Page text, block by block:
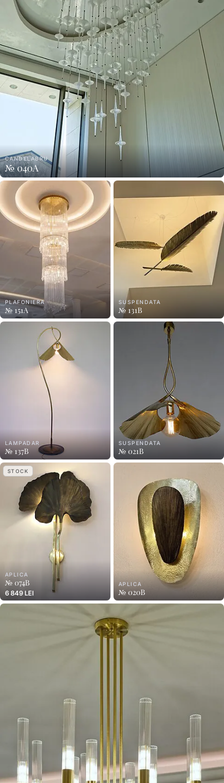
CANDELABRU
№ 040A
PLAFONIERA
№ 151A
SUSPENDATA
№ 131B
LAMPADAR
№ 137B
SUSPENDATA
№ 021B
STOCK
APLICA
№ 074B
6 849 LEI
APLICA
№ 020B